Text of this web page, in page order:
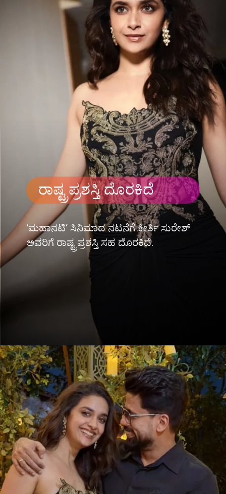
‘ಮಹಾನಟಿ’ ಸಿನಿಮಾದ ನಟನೆಗೆ ಕೀರ್ತಿ ಸುರೇಶ್
ಅವರಿಗೆ ರಾಷ್ಟ್ರಪ್ರಶಸ್ತಿ ಸಹ ದೊರಕಿದೆ.
ರಾಷ್ಟ್ರಪ್ರಶಸ್ತಿ ದೊರಕಿದೆ